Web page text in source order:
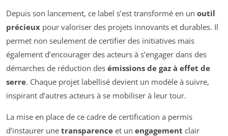
Depuis son lancement, ce label s’est transformé en un outil
précieux pour valoriser des projets innovants et durables. Il
permet non seulement de certifier des initiatives mais
également d’encourager des acteurs à s’engager dans des
démarches de réduction des émissions de gaz à effet de
serre. Chaque projet labellisé devient un modèle à suivre,
inspirant d’autres acteurs à se mobiliser à leur tour.
La mise en place de ce cadre de certification a permis
d’instaurer une transparence et un engagement clair